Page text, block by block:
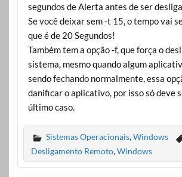
segundos de Alerta antes de ser
Se você deixar sem -t 15, o tempo vai
que é de 20 Segundos!
Também tem a opção -f, que força o
sistema, mesmo quando algum
sendo fechando normalmente, essa
danificar o aplicativo, por isso só deve
último caso.
Sistemas Operacionais,Windows
Desligamento Remoto,Windows